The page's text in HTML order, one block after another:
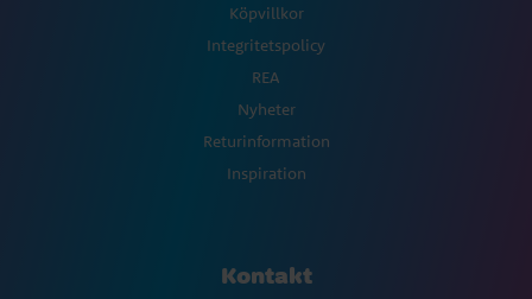
Köpvillkor
Integritetspolicy
REA
Nyheter
Returinformation
Inspiration
Kontakt